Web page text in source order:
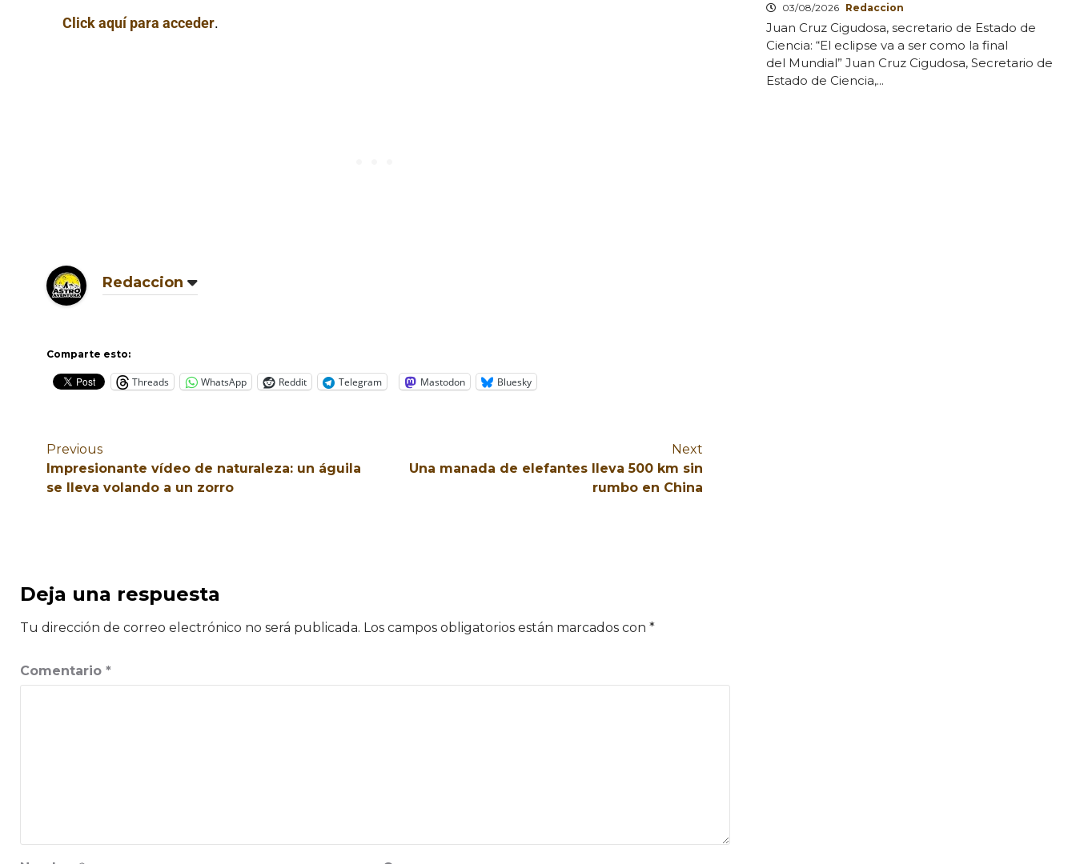
Click aquí para acceder.
Redaccion
Comparte esto:
Threads WhatsApp Reddit Telegram Mastodon Bluesky
Previous
Impresionante vídeo de naturaleza: un águila
se lleva volando a un zorro
Next
Una manada de elefantes lleva 500 km sin
rumbo en China
Deja una respuesta
Tu dirección de correo electrónico no será publicada. Los campos obligatorios están marcados con *
Comentario *
03/08/2026 Redaccion
Juan Cruz Cigudosa, secretario de Estado de
Ciencia: “El eclipse va a ser como la final
del Mundial” Juan Cruz Cigudosa, Secretario de
Estado de Ciencia,...